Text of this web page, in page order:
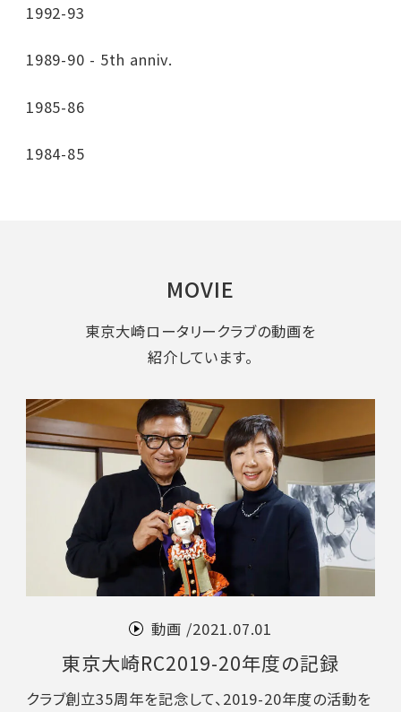
1992-93
1989-90 - 5th anniv.
1985-86
1984-85
MOVIE
東京大崎ロータリークラブの動画を
紹介しています。
動画 /2021.07.01
東京大崎RC2019-20年度の記録
クラブ創立35周年を記念して、2019-20年度の活動を